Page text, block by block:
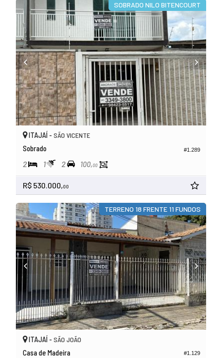
SOBRADO NILO BITENCOURT
#1.289
ITAJAÍ - SÃO VICENTE
Sobrado
2 1 2 100,00
R$ 530.000,00
TERRENO 18 FRENTE 11 FUNDOS
#1.129
ITAJAÍ - SÃO JOÃO
Casa de Madeira